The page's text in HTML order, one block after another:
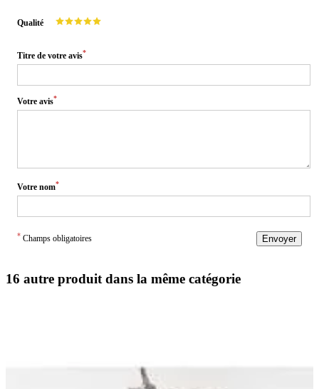
Qualité
Titre de votre avis*
Votre avis*
Votre nom*
* Champs obligatoires Envoyer
16 autre produit dans la même catégorie